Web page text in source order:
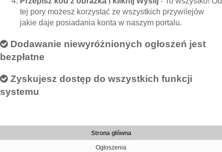
tej pory możesz korzystać ze wszystkich przywilejów
jakie daje posiadania konta w naszym portalu.
Dodawanie niewyróżnionych ogłoszeń jest
bezpłatne
Zyskujesz dostęp do wszystkich funkcji
systemu
Strona główna
Ogłoszenia